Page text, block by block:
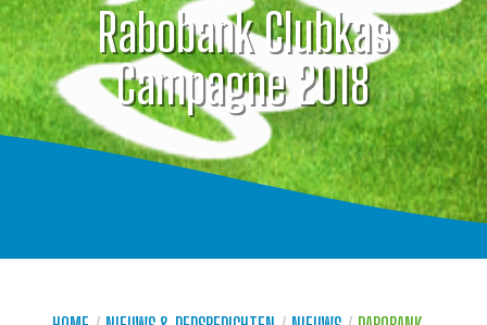
Rabobank Clubkas
Campagne 2018